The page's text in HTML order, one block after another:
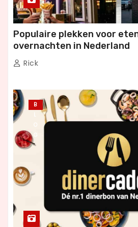
Populaire plekken voor
overnachten in Nederland
Rick
B
L
O
G